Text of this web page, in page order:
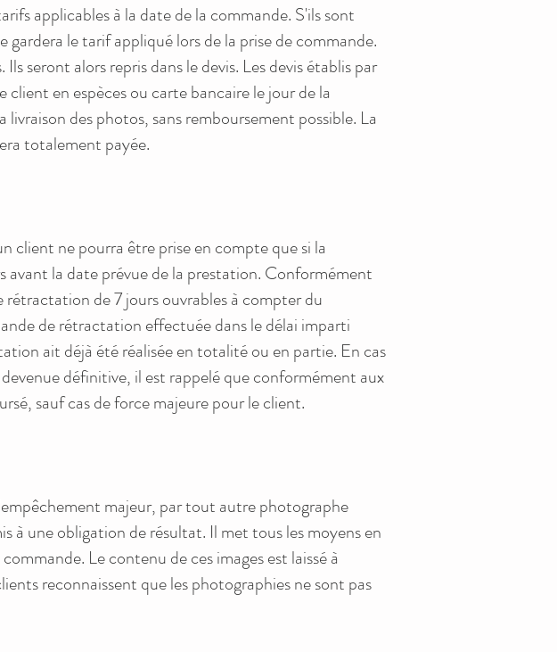
applicables à la date de la commande. S'ils sont
le tarif appliqué lors de la prise de commande.
seront alors repris dans le devis. Les devis établis par
en espèces ou carte bancaire le jour de la
des photos, sans remboursement possible. La
totalement payée.
client ne pourra être prise en compte que si la
avant la date prévue de la prestation. Conformément
rétractation de 7 jours ouvrables à compter du
de rétractation effectuée dans le délai imparti
ait déjà été réalisée en totalité ou en partie. En cas
définitive, il est rappelé que conformément aux
sauf cas de force majeure pour le client.
majeur, par tout autre photographe
à une obligation de résultat. Il met tous les moyens en
Le contenu de ces images est laissé à
reconnaissent que les photographies ne sont pas